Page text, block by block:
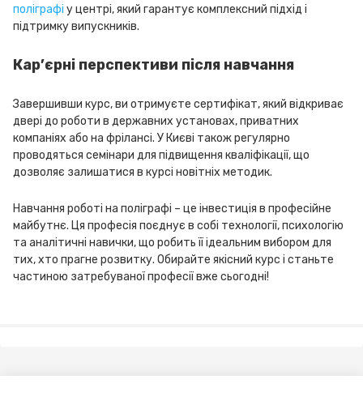
поліграфі у центрі, який гарантує комплексний підхід і
підтримку випускників.
Кар’єрні перспективи після навчання
Завершивши курс, ви отримуєте сертифікат, який відкриває
двері до роботи в державних установах, приватних
компаніях або на фрілансі. У Києві також регулярно
проводяться семінари для підвищення кваліфікації, що
дозволяє залишатися в курсі новітніх методик.
Навчання роботі на поліграфі – це інвестиція в професійне
майбутнє. Ця професія поєднує в собі технології, психологію
та аналітичні навички, що робить її ідеальним вибором для
тих, хто прагне розвитку. Обирайте якісний курс і станьте
частиною затребуваної професії вже сьогодні!